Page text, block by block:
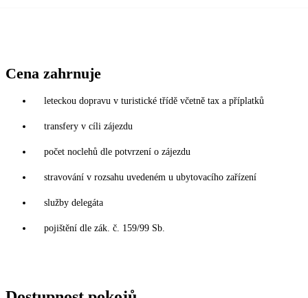
Cena zahrnuje
leteckou dopravu v turistické třídě včetně tax a příplatků
transfery v cíli zájezdu
počet noclehů dle potvrzení o zájezdu
stravování v rozsahu uvedeném u ubytovacího zařízení
služby delegáta
pojištění dle zák. č. 159/99 Sb.